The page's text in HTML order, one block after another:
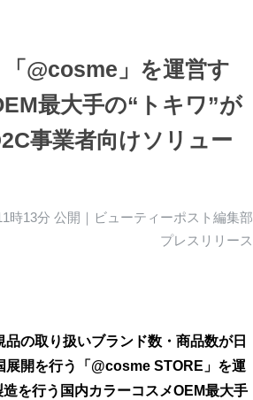
@cosme」を運営す
最大手の“トキワ”が
事業者向けソリュー
時13分 公開｜ビューティーポスト編集部
プレスリリース
の取り扱いブランド数・商品数が日
開を行う「@cosme STORE」を運
を行う国内カラーコスメOEM最大手